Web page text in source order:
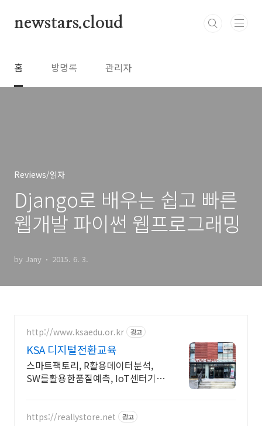
newstars.cloud
홈 방명록 관리자
Reviews/읽자
Django로 배우는 쉽고 빠른
웹개발 파이썬 웹프로그래밍
by Jany 2015. 6. 3.
http://www.ksaedu.or.kr 광고
KSA 디지털전환교육
스마트팩토리, R활용데이터분석,
SW를활용한품질예측, IoT센터기
https://reallystore.net 광고